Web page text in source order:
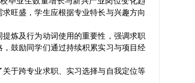
旺盛，学生应根据专业特长与兴趣方向
炼及行为动词使用的重要性，强调求职
鼓励同学们通过持续积累实习与项目经
于跨专业求职、实习选择与自我定位等